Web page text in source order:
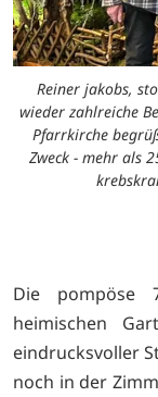
Reiner jakobs,
wieder zahlreiche
Pfarrkirche
Zweck - mehr als
Die pompöse
heimischen
eindrucksvoller
noch in der